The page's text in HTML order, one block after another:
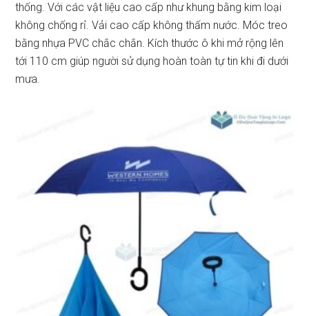
thống. Với các vật liệu cao cấp như khung bằng kim loại
không chống rỉ. Vải cao cấp không thấm nước. Móc treo
bằng nhựa PVC chắc chắn. Kích thước ô khi mở rộng lên
tới 110 cm giúp người sử dụng hoàn toàn tự tin khi đi dưới
mưa.